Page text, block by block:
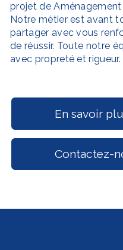
projet de
Notre métier est avant
partager avec vous
de réussir. Toute notre
avec propreté et rigueur.
En savoir
Contactez-